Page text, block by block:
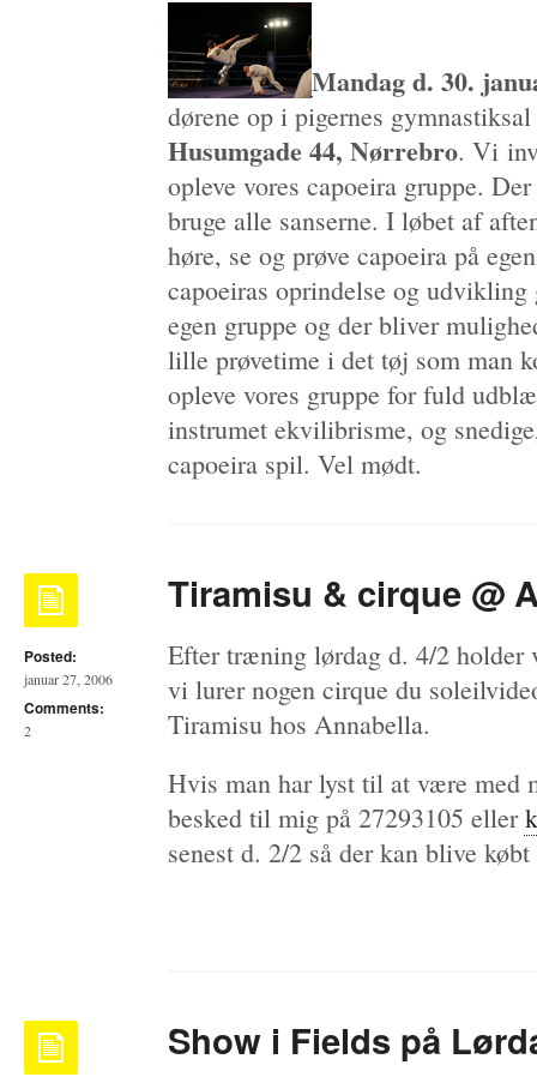
Mandag d. 30.
dørene op i pigernes
Husumgade 44, Nørrebro. Vi
opleve vores capoeira gruppe.
bruge alle sanserne. I løbet af
høre, se og prøve capoeira på
capoeiras oprindelse og udvikling
egen gruppe og der bliver
lille prøvetime i det tøj som man
opleve vores gruppe for fuld
instrumet ekvilibrisme, og
capoeira spil. Vel mødt.
Posted:
januar 27, 2006
Comments:
2
Tiramisu & cirque @
Efter træning lørdag d. 4/2 holder
vi lurer nogen cirque du
Tiramisu hos Annabella.
Hvis man har lyst til at være med
besked til mig på 27293105 eller
senest d. 2/2 så der kan blive
Show i Fields på